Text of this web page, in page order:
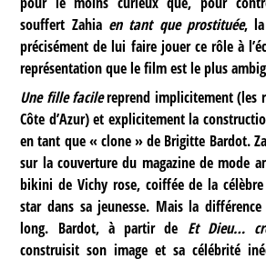
souffert Zahia en tant que prostituée,
précisément de lui faire jouer ce rôle à
représentation que le film est le plus
Une fille facilereprend implicitement (les
Côte d’Azur) et explicitement la
en tant que « clone » de Brigitte Bardot.
sur la couverture du magazine de mode
bikini de Vichy rose, coiffée de la
star dans sa jeunesse. Mais la
long. Bardot, à partir de Et Dieu…
construisit son image et sa célébrité